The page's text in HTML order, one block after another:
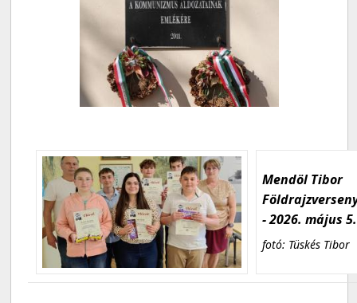
Mendöl Tibor
- 2026. május 5.
fotó: Tüskés Tibor